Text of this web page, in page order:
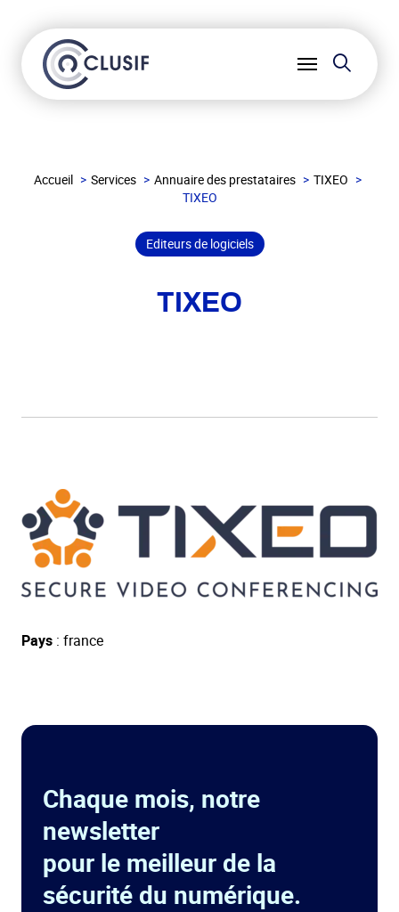
Ouvrir
Accueil Services Annuaire des prestataires
TIXEO
TIXEO
Editeurs de logiciels
TIXEO
Pays : france
Chaque mois, notre
newsletter
pour le meilleur de la
sécurité du numérique.